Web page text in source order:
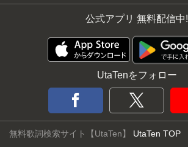
公式アプリ 無料配信中!
UtaTenをフォロー
無料歌詞検索サイト【UtaTen】 UtaTen TOP